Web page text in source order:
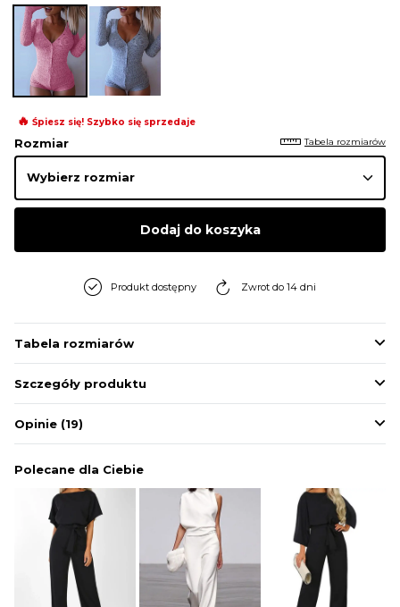
KOMBINEZONY
DRESY
MARYNARKI
SWETRY
BIELIZNA
🔥 Śpiesz się! Szybko się sprzedaje
Rozmiar Tabela rozmiarów
Dodaj do koszyka
Produkt dostępny Zwrot do 14 dni
Tabela rozmiarów
Szczegóły produktu
Opinie (19)
Polecane dla Ciebie